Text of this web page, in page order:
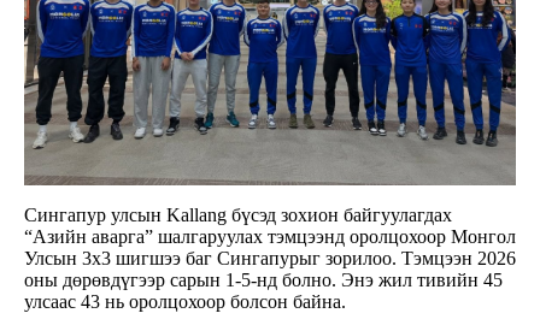
Сингапур улсын Kallang бүсэд зохион байгуулагдах
“Азийн аварга” шалгаруулах тэмцээнд оролцохоор Монгол
Улсын 3x3 шигшээ баг Сингапурыг зорилоо. Тэмцээн 2026
оны дөрөвдүгээр сарын 1-5-нд болно. Энэ жил тивийн 45
улсаас 43 нь оролцохоор болсон байна.